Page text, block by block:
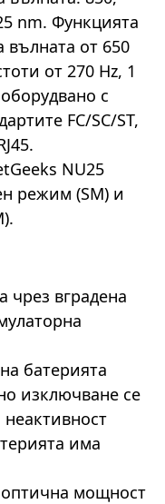
nm. Функцията
вълната от 650
от 270 Hz, 1
с
FC/SC/ST,
NU25
режим (SM) и
чрез вградена
батерията
изключване се
има
мощност